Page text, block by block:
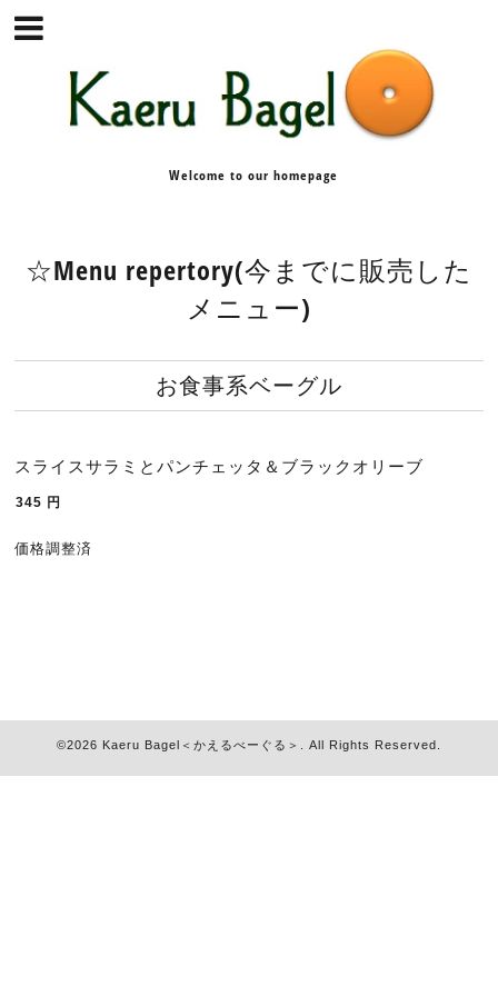
Welcome to our homepage
☆Menu repertory(今までに販売した
メニュー)
お食事系ベーグル
スライスサラミとパンチェッタ＆ブラックオリーブ
345 円
価格調整済
©2026 Kaeru Bagel＜かえるべーぐる＞ . All Rights Reserved.